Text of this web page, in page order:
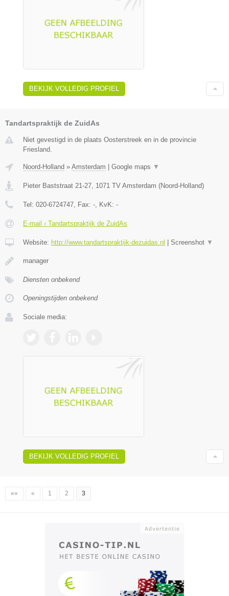
BEKIJK VOLLEDIG PROFIEL
Tandartspraktijk de ZuidAs
Niet gevestigd in de plaats Oosterstreek en in de provincie
Friesland.
Noord-Holland » Amsterdam Google maps ▼
Pieter Baststraat 21-27 1071 TV Amsterdam (Noord-Holland)
Tel: 020-6724747 , Fax: - , KvK: -
E-mail › Tandartspraktijk de ZuidAs
Website: http://www.tandartspraktijk-dezuidas.nl Screenshot ▼
manager
Diensten onbekend
Openingstijden onbekend
Sociale media:
BEKIJK VOLLEDIG PROFIEL
«« « 1 2 3